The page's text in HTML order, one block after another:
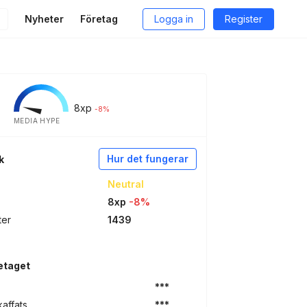
Nyheter Företag Logga in Register
8xp -8%
MEDIA HYPE
Hur det fungerar
Neutral
8xp -8%
1439
***
***